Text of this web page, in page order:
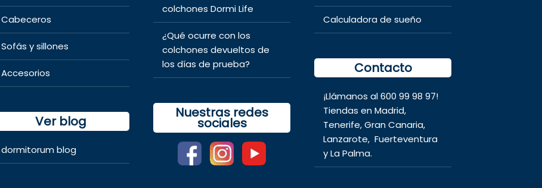
Cabeceros
Sofás y sillones
Accesorios
Ver blog
dormitorum blog
colchones Dormi Life
¿Qué ocurre con los
colchones devueltos de
los días de prueba?
Nuestras redes
sociales
Calculadora de sueño
Contacto
¡Llámanos al600 99 98 97!
Tiendas enMadrid,
Tenerife,Gran Canaria,
Lanzarote, Fuerteventura
yLa Palma.